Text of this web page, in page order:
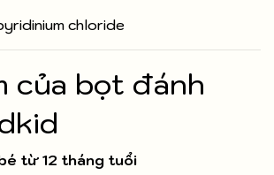
chloride
của bọt đánh
từ 12 tháng tuổi